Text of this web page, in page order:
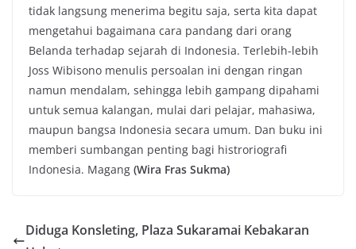
tidak langsung menerima begitu saja, serta kita dapat
mengetahui bagaimana cara pandang dari orang
Belanda terhadap sejarah di Indonesia. Terlebih-lebih
Joss Wibisono menulis persoalan ini dengan ringan
namun mendalam, sehingga lebih gampang dipahami
untuk semua kalangan, mulai dari pelajar, mahasiwa,
maupun bangsa Indonesia secara umum. Dan buku ini
memberi sumbangan penting bagi histroriografi
Indonesia. Magang (Wira Fras Sukma)
Diduga Konsleting, Plaza Sukaramai Kebakaran